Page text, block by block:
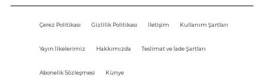
Çerez Politikası Gizlilik Politikası İletişim Kullanım Şartları
Yayın İlkelerimiz Hakkımızda Teslimat ve İade Şartları
Abonelik Sözleşmesi Künye